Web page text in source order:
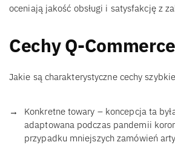
oceniają jakość obsługi i satysfakcję z
Cechy Q-Commerce
Jakie są charakterystyczne cechy
Konkretne towary – koncepcja ta
adaptowana podczas pandemii
przypadku mniejszych zamówień